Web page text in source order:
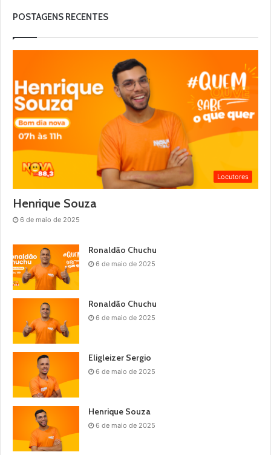
POSTAGENS RECENTES
Locutores
Henrique Souza
6 de maio de 2025
Ronaldão Chuchu
6 de maio de 2025
Ronaldão Chuchu
6 de maio de 2025
Eligleizer Sergio
6 de maio de 2025
Henrique Souza
6 de maio de 2025